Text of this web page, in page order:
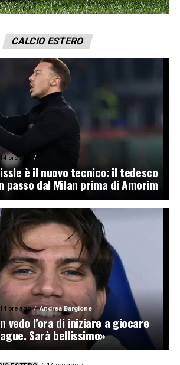
CALCIO ESTERO
14 ore ago
è il nuovo tecnico: il tedesco
passo dal Milan prima di Amorim
14 ore ago Andrea Bargione
vedo l’ora di iniziare a giocare
Sarà bellissimo»